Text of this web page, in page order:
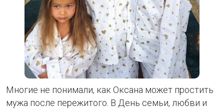
Многие не понимали, как Оксана может простить
мужа после пережитого. В День семьи, любви и